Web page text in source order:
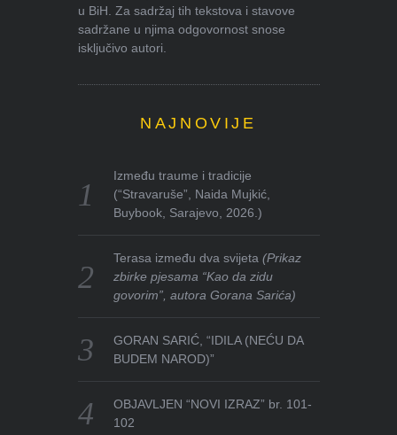
u BiH. Za sadržaj tih tekstova i stavove
sadržane u njima odgovornost snose
isključivo autori.
NAJNOVIJE
Između traume i tradicije
(“Stravaruše”, Naida Mujkić,
Buybook, Sarajevo, 2026.)
Terasa između dva svijeta(Prikaz
zbirke pjesama “Kao da zidu
govorim”, autora Gorana Sarića)
GORAN SARIĆ, “IDILA (NEĆU DA
BUDEM NAROD)”
OBJAVLJEN “NOVI IZRAZ” br. 101-
102